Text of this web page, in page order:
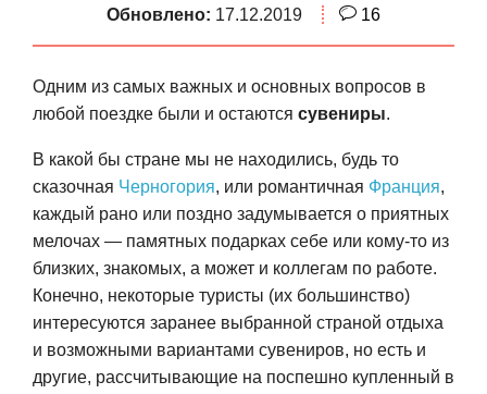
Обновлено: 17.12.2019 16
Одним из самых важных и основных вопросов в
любой поездке были и остаются сувениры.
В какой бы стране мы не находились, будь то
сказочная Черногория, или романтичная Франция,
каждый рано или поздно задумывается о приятных
мелочах — памятных подарках себе или кому-то из
близких, знакомых, а может и коллегам по работе.
Конечно, некоторые туристы (их большинство)
интересуются заранее выбранной страной отдыха
и возможными вариантами сувениров, но есть и
другие, рассчитывающие на поспешно купленный в